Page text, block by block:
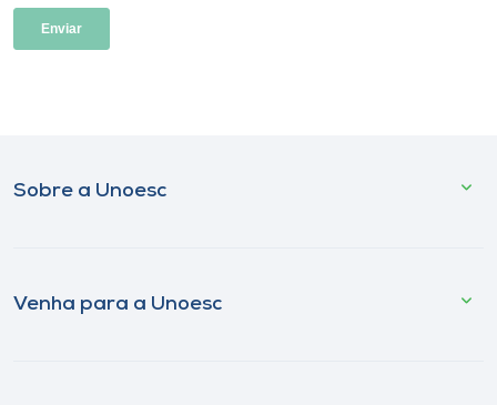
Sobre a Unoesc
Venha para a Unoesc